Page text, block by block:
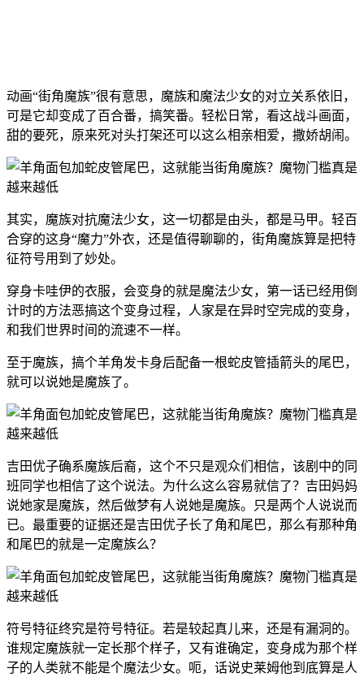
动画“街角魔族”很有意思，魔族和魔法少女的对立关系依旧，
可是它却变成了百合番，搞笑番。轻松日常，看这战斗画面，
甜的要死，原来死对头打架还可以这么相亲相爱，撒娇胡闹。
其实，魔族对抗魔法少女，这一切都是由头，都是马甲。轻百
合穿的这身“魔力”外衣，还是值得聊聊的， 街角魔族算是把特
征符号用到了妙处。
穿身卡哇伊的衣服，会变身的就是魔法少女，第一话已经用倒
计时的方法恶搞这个变身过程，人家是在异时空完成的变身，
和我们世界时间的流速不一样。
至于魔族，搞个羊角发卡身后配备一根蛇皮管插箭头的尾巴，
就可以说她是魔族了。
吉田优子确系魔族后裔，这个不只是观众们相信，该剧中的同
班同学也相信了这个说法。为什么这么容易就信了？ 吉田妈妈
说她家是魔族，然后做梦有人说她是魔族。只是两个人说说而
已。最重要的证据还是吉田优子长了角和尾巴，那么有那种角
和尾巴的就是一定魔族么？
符号特征终究是符号特征。若是较起真儿来，还是有漏洞的。
谁规定魔族就一定长那个样子，又有谁确定，变身成为那个样
子的人类就不能是个魔法少女。呃，话说史莱姆他到底算是人